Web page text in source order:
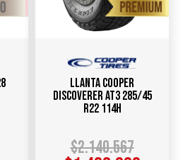
Llanta COOPER
DISCOVERER AT3 285/45
R22 114H
$2.140.567